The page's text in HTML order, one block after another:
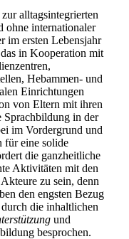
alltagsintegrierten
ohne internationaler
im ersten Lebensjahr
in Kooperation mit
Hebammen- und
Einrichtungen
von Eltern mit ihren
in der
im Vordergrund und
für eine solide
die ganzheitliche
Aktivitäten mit den
zu sein, denn
den engsten Bezug
die inhaltlichen
und
besprochen.